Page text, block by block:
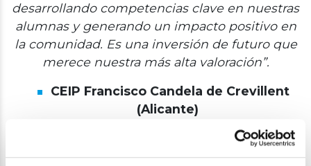
desarrollando competencias clave en nuestras
alumnas y generando un impacto positivo en
la comunidad. Es una inversión de futuro que
merece nuestra más alta valoración”.
CEIP Francisco Candela de Crevillent
(Alicante)
“Es un programa completo donde se trabajan
conceptos transversales y muy conectados